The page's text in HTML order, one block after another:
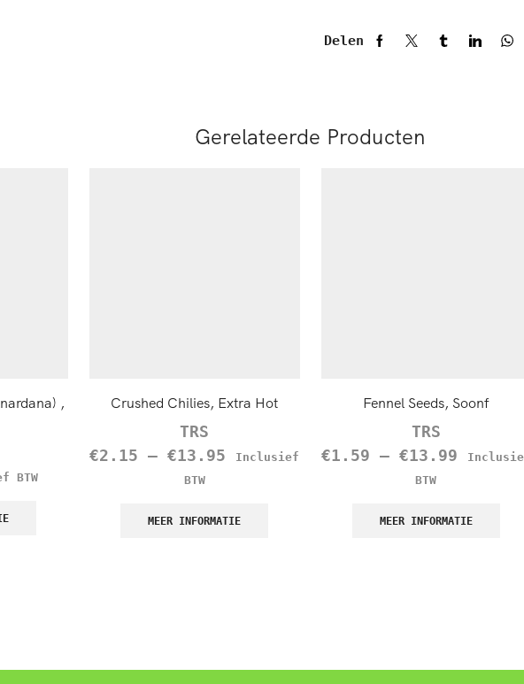
Delen
Gerelateerde Producten
,
BTW
Crushed Chilies, Extra Hot
TRS
€2.15 –€13.95
Inclusief
BTW
MEER INFORMATIE
Fennel Seeds, Soonf
TRS
€1.59 – €13.99
BTW
MEER INFORMATIE